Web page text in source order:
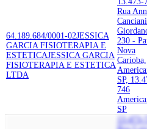
64.189.684/0001-02JESSICA
GARCIA FISIOTERAPIA E
ESTETICAJESSICA GARCIA
FISIOTERAPIA E ESTETICA
LTDA
Rua
Canciani
230 -
Nova
Carioba,
SP,
746
SP
13.473-